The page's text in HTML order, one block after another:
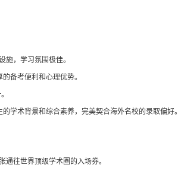
，学习氛围极佳。
备考便利和心理优势。
学术背景和综合素养，完美契合海外名校的录取偏好。
往世界顶级学术圈的入场券。